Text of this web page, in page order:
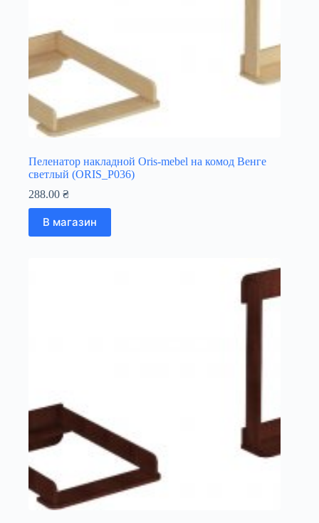
Пеленатор накладной Oris-mebel на комод Венге
светлый (ORIS_P036)
288.00 ₴
В магазин